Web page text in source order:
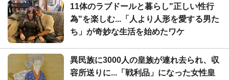
11体のラブドールと暮らし"正しい性行
為"を楽しむ...「人より人形を愛する男た
ち」が奇妙な生活を始めたワケ
異民族に3000人の皇族が連れ去られ、収
容所送りに...「戦利品」になった女性皇